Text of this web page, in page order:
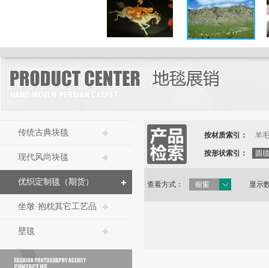
传统古典块毯
现代风尚块毯
优织定制毯（期货）
坐墩·抱枕其它工艺品
壁毯
按材质索引： 羊
按形状索引： 圆毯
查看方式： 橱窗 显示